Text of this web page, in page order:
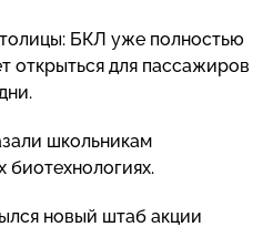
БКЛ уже полностью
открыться для пассажиров
школьникам
биотехнологиях.
новый штаб акции